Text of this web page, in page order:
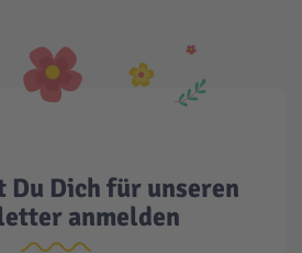
Du Dich für unseren
anmelden